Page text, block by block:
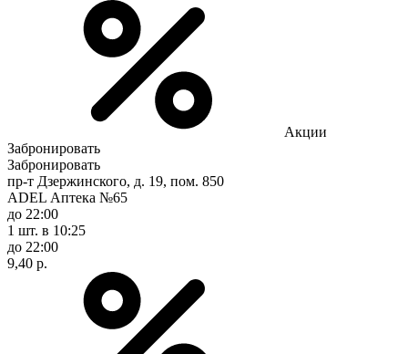
Акции
Забронировать
Забронировать
пр-т Дзержинского, д. 19, пом. 850
ADEL Аптека №65
до 22:00
1 шт. в 10:25
до 22:00
9,40 р.